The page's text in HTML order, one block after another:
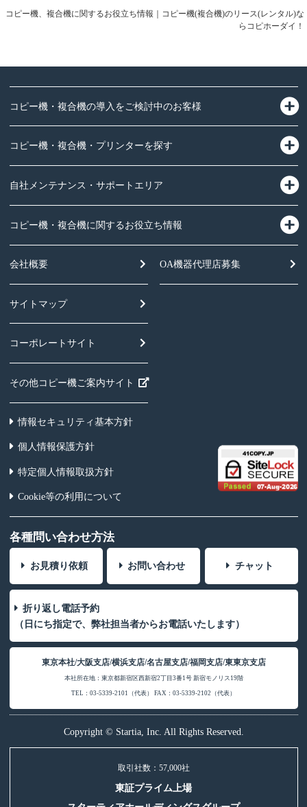
コピー機、複合機に関するお役立ち情報｜コピー機(複合機)のリース(レンタル)な
らコピホーダイ！
コピー機・複合機の導入をご検討中のお客様
コピー機・複合機・プリンターを探す
自社メンテナンス・サポートエリア
コピー機・複合機に関するお役立ち情報
会社概要
サイトマップ
コーポレートサイト
その他コピー機ご案内サイト
OA機器代理店募集
情報セキュリティ基本方針
個人情報保護方針
特定個人情報取扱方針
Cookie等の利用について
各種問い合わせ方法
お見積り依頼 お問い合わせ チャット
折り返し電話予約
（日にち指定で、弊社担当者からお電話いたします）
東京本社/大阪支店/横浜支店/名古屋支店/福岡支店/東東京支店
本社所在地：東京都新宿区西新宿2丁目3番1号 新宿モノリス19階
TEL：03-5339-2101（代表） FAX：03-5339-2102（代表）
Copyright © Startia, Inc. All Rights Reserved.
取引社数：57,000社
東証プライム上場